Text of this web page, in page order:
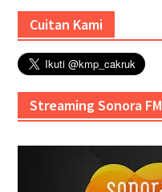
Cuitan Kami
Streaming Sonora FM